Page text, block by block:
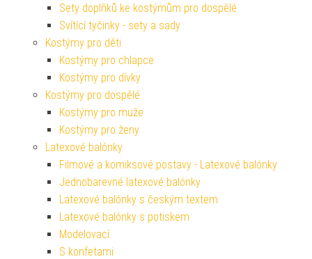
Sety doplňků ke kostýmům pro dospělé
Svítící tyčinky - sety a sady
Kostýmy pro děti
Kostýmy pro chlapce
Kostýmy pro dívky
Kostýmy pro dospělé
Kostýmy pro muže
Kostýmy pro ženy
Latexové balónky
Filmové a komiksové postavy - Latexové balónky
Jednobarevné latexové balónky
Latexové balónky s českým textem
Latexové balónky s potiskem
Modelovací
S konfetami